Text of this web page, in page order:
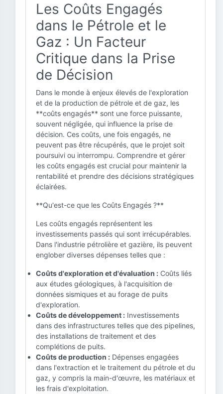
Les Coûts Engagés
dans le Pétrole et le
Gaz : Un Facteur
Critique dans la Prise
de Décision
Dans le monde à enjeux élevés de l'exploration
et de la production de pétrole et de gaz, les
**coûts engagés** sont une force puissante,
souvent négligée, qui influence la prise de
décision. Ces coûts, une fois engagés, ne
peuvent pas être récupérés, que le projet soit
poursuivi ou interrompu. Comprendre et gérer
les coûts engagés est crucial pour maintenir la
rentabilité et prendre des décisions stratégiques
éclairées.
**Qu'est-ce que les Coûts Engagés ?**
Les coûts engagés représentent les
investissements passés qui sont irrécupérables.
Dans l'industrie pétrolière et gazière, ils peuvent
englober diverses dépenses telles que :
Coûts d'exploration et d'évaluation : Coûts liés
aux études géologiques, à l'acquisition de
données sismiques et au forage de puits
d'exploration.
Coûts de développement : Investissements
dans des infrastructures telles que des pipelines,
des installations de traitement et des
complétions de puits.
Coûts de production : Dépenses engagées
dans l'extraction et le traitement du pétrole et du
gaz, y compris la main-d'œuvre, les matériaux et
les frais d'exploitation.